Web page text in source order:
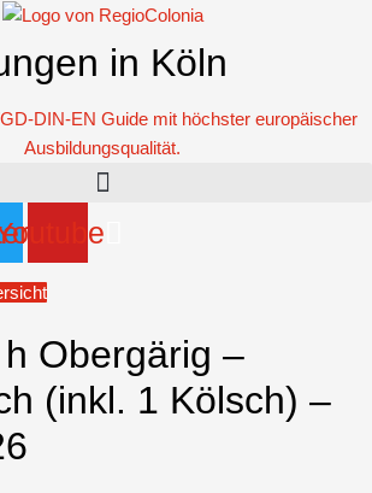
in Köln
Obergärig –
(inkl. 1 Kölsch) –